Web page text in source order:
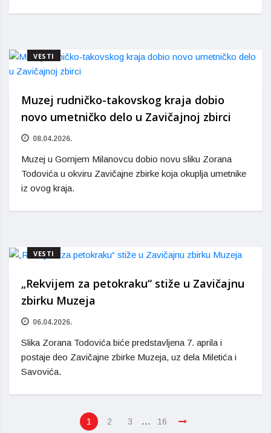
VESTI
Muzej rudničko-takovskog kraja dobio
novo umetničko delo u Zavičajnoj zbirci
08.04.2026.
Muzej u Gornjem Milanovcu dobio novu sliku Zorana
Todovića u okviru Zavičajne zbirke koja okuplja umetnike
iz ovog kraja.
VESTI
„Rekvijem za petokraku“ stiže u Zavičajnu
zbirku Muzeja
06.04.2026.
Slika Zorana Todovića biće predstavljena 7. aprila i
postaje deo Zavičajne zbirke Muzeja, uz dela Miletića i
Savovića.
1 2 3 … 16